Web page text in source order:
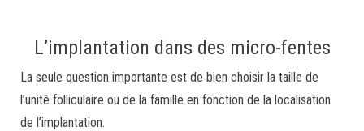
L’implantation dans des micro-fentes
La seule question importante est de bien choisir la taille de
l’unité folliculaire ou de la famille en fonction de la localisation
de l’implantation.